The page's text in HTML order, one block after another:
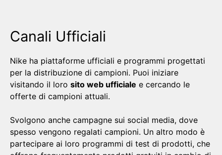
Canali Ufficiali
Nike ha piattaforme ufficiali e programmi progettati
per la distribuzione di campioni. Puoi iniziare
visitando il loro sito web ufficiale e cercando le
offerte di campioni attuali.
Svolgono anche campagne sui social media, dove
spesso vengono regalati campioni. Un altro modo è
partecipare ai loro programmi di test di prodotti, che